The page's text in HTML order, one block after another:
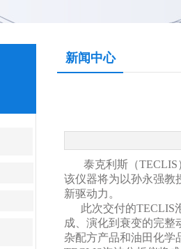
新闻中心
泰克利斯（
该仪器将为以孙永强教
新驱动力。
此次交付的TECLIS
成、演化到衰变的完
杂配方产品和油田化学